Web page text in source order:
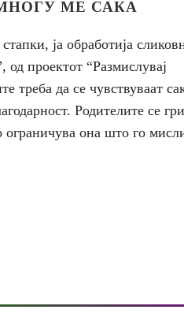
МЕ САКА
ја обработија
проектот “Размислувај
треба да се чувствуваат
Родителите се
ограничува она што го